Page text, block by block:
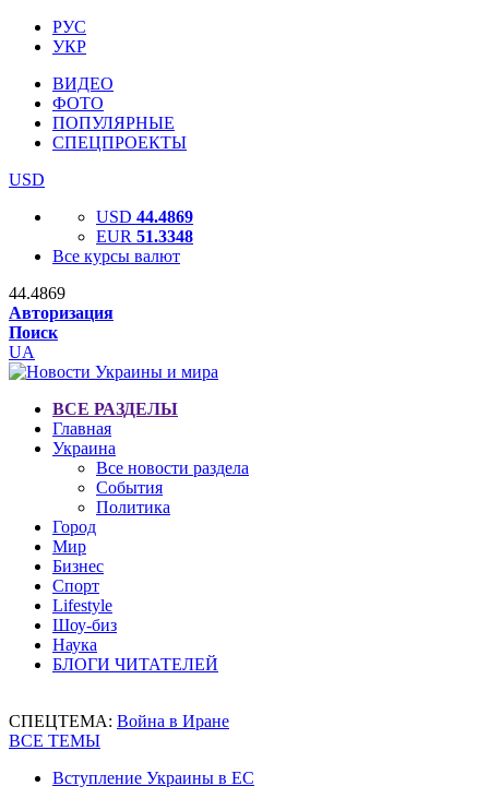
РУС
УКР
ВИДЕО
ФОТО
ПОПУЛЯРНЫЕ
СПЕЦПРОЕКТЫ
USD
USD 44.4869
EUR 51.3348
Все курсы валют
44.4869
Авторизация
Поиск
UA
ВСЕ РАЗДЕЛЫ
Главная
Украина
Все новости раздела
События
Политика
Город
Мир
Бизнес
Спорт
Lifestyle
Шоу-биз
Наука
БЛОГИ ЧИТАТЕЛЕЙ
СПЕЦТЕМА: Война в Иране
ВСЕ ТЕМЫ
Вступление Украины в ЕС